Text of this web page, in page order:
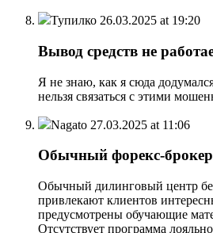
Тупилко 26.03.2025 at 19:20
Вывод средств не
Я не знаю, как я сюда
нельзя связаться с этими
Nagato 27.03.2025 at 11:06
Обычный форекс-брокер
Обычный дилинговый центр
привлекают клиентов
предусмотрены обучающие
Отсутствует программа